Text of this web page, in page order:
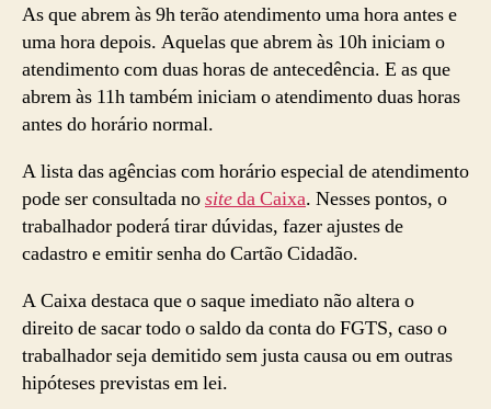
As que abrem às 9hterão atendimento uma hora antes e
uma hora depois. Aquelas que abrem às 10h iniciam o
atendimento com duas horas de antecedência. E as que
abrem às 11h também iniciam o atendimento duas horas
antes do horário normal.
A lista das agências com horário especial de atendimento
pode ser consultada nositeda Caixa. Nesses pontos, o
trabalhador poderá tirar dúvidas, fazer ajustes de
cadastro e emitir senha do Cartão Cidadão.
A Caixa destaca que o saque imediato não altera o
direito de sacar todo o saldo da conta do FGTS, caso o
trabalhador seja demitido sem justa causa ou em outras
hipóteses previstas em lei.